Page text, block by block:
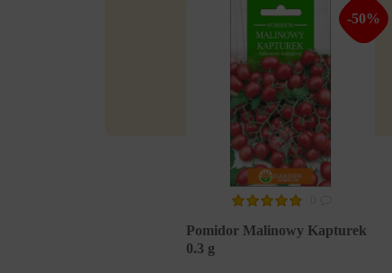
-50%
Pomidor Malinowy Kapturek
0.3 g